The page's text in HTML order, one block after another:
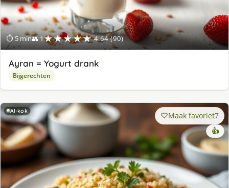
⏱ 5 min👥 1★★★★★ 4.64 (90)
Ayran = Yogurt drank
Bijgerechten
AI-kok Maak favoriet7
👍